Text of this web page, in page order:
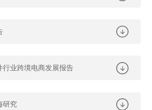
行业跨境电商发展报告
研究